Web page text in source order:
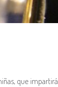
que impartirá